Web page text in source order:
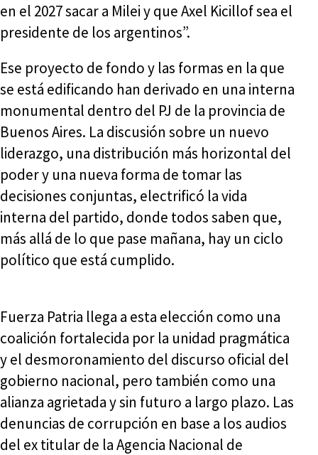
en el 2027 sacar a Milei y que Axel Kicillof sea el
presidente de los argentinos”.
Ese proyecto de fondo y las formas en la que
se está edificando han derivado en una interna
monumental dentro del PJ de la provincia de
Buenos Aires. La discusión sobre un nuevo
liderazgo, una distribución más horizontal del
poder y una nueva forma de tomar las
decisiones conjuntas, electrificó la vida
interna del partido, donde todos saben que,
más allá de lo que pase mañana, hay un ciclo
político que está cumplido.
Fuerza Patria llega a esta elección como una
coalición fortalecida por la unidad pragmática
y el desmoronamiento del discurso oficial del
gobierno nacional, pero también como una
alianza agrietada y sin futuro a largo plazo. Las
denuncias de corrupción en base a los audios
del ex titular de la Agencia Nacional de